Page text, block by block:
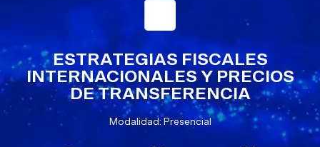
ESTRATEGIAS FISCALES
INTERNACIONALES Y PRECIOS
DE TRANSFERENCIA
Modalidad: Presencial